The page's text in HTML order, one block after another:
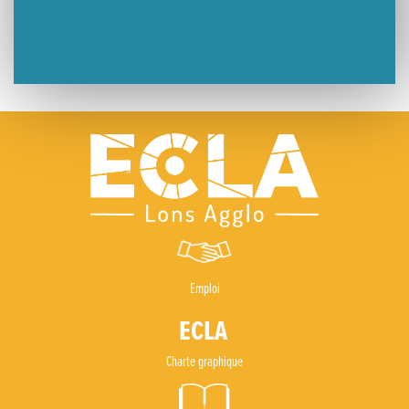
Nouvelle signalétique rue Pasteur pour la Médiathèque Cinéma 4C
Summer Camp NBA Basketball School à Lons-le-Saunier !
🇫🇷✨ Cérémonie de la Victoire du 8 mai
BOCA no BECO pour le lancement du Couleurs Jazz Festival !
Concours Hippique de Saut d’Obstacles
Emploi
Charte graphique